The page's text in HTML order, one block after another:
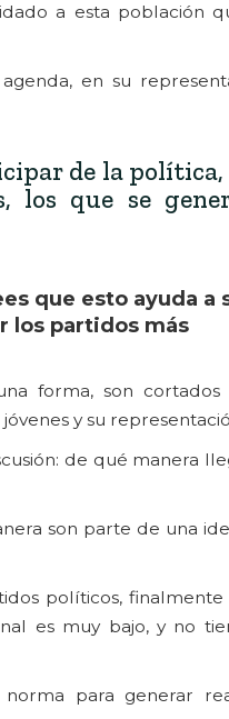
a esta población
en su
de la política,
los que se
que esto ayuda a
los partidos más
forma, son
y su
de qué manera
son parte de una
políticos,
es muy bajo, y no
para generar